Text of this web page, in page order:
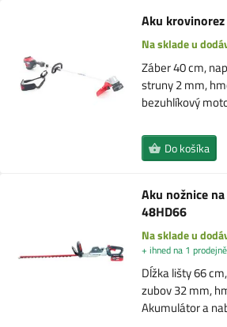
Aku krovinorez
Na sklade u
Záber 40 cm,
struny 2 mm,
bezuhlíkový
Do košíka
Aku nožnice
48HD66
Na sklade u
+ ihned na 1 prodejně
Dĺžka lišty 66
zubov 32 mm,
Akumulátor a